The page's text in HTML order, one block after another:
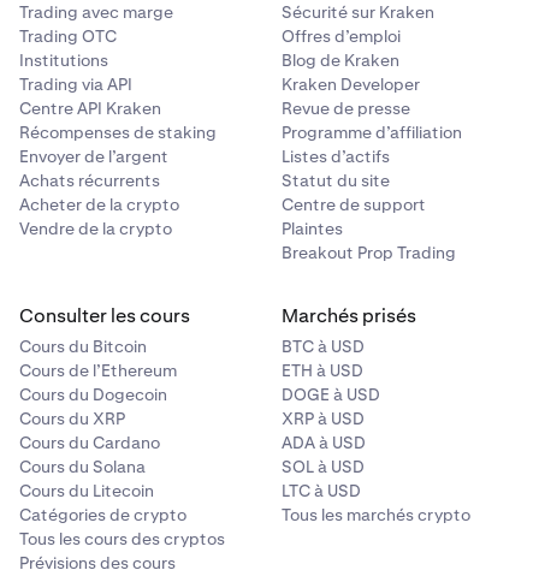
Trading avec marge
Trading OTC
Institutions
Trading via API
Centre API Kraken
Récompenses de staking
Envoyer de l’argent
Achats récurrents
Acheter de la crypto
Vendre de la crypto
Sécurité sur Kraken
Offres d’emploi
Blog de Kraken
Kraken Developer
Revue de presse
Programme d’affiliation
Listes d’actifs
Statut du site
Centre de support
Plaintes
Breakout Prop Trading
Consulter les cours
Cours du Bitcoin
Cours de l’Ethereum
Cours du Dogecoin
Cours du XRP
Cours du Cardano
Cours du Solana
Cours du Litecoin
Catégories de crypto
Tous les cours des cryptos
Prévisions des cours
Marchés prisés
BTC à USD
ETH à USD
DOGE à USD
XRP à USD
ADA à USD
SOL à USD
LTC à USD
Tous les marchés crypto